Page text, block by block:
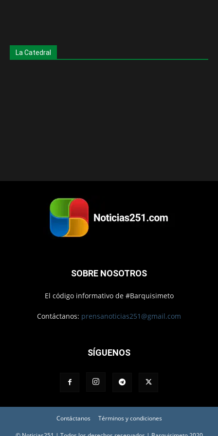
La Catedral
SOBRE NOSOTROS
El código informativo de #Barquisimeto
Contáctanos: prensanoticias251@gmail.com
SÍGUENOS
Contáctanos Términos y condiciones